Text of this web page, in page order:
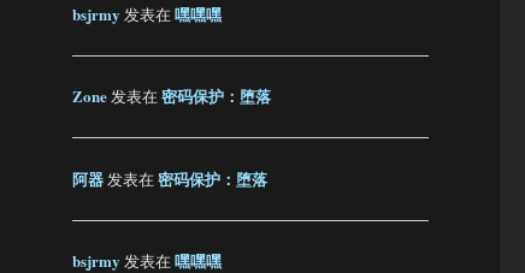
bsjrmy 发表在嘿嘿嘿
Zone发表在密码保护：堕落
阿器发表在密码保护：堕落
bsjrmy 发表在嘿嘿嘿